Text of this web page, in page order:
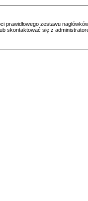
prawidłowego zestawu
skontaktować się z